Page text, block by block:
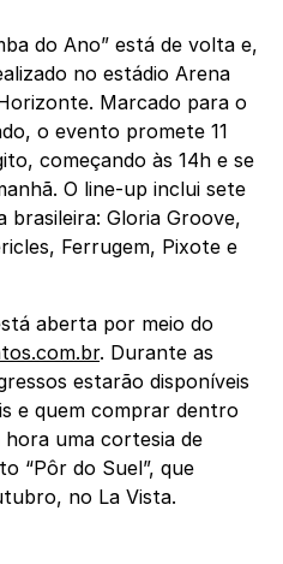
do Ano” está de volta e,
no estádio Arena
Marcado para o
o evento promete 11
começando às 14h e se
O line-up inclui sete
brasileira: Gloria Groove,
Ferrugem, Pixote e
aberta por meio do
. Durante as
estarão disponíveis
e quem comprar dentro
uma cortesia de
“Pôr do Suel”, que
no La Vista.